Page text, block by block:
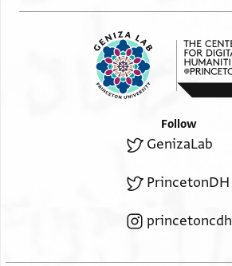
Follow
GenizaLab
PrincetonDH
princetoncdh